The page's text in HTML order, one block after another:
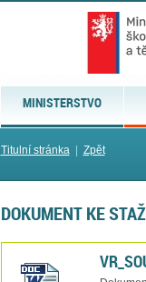
MINISTERSTVO
Titulní stránka| Zpět
DOKUMENT KE